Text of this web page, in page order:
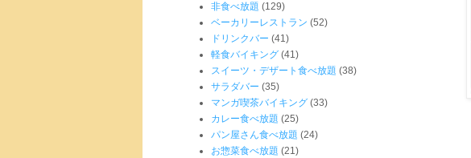
非食べ放題 (129)
ベーカリーレストラン (52)
ドリンクバー (41)
軽食バイキング (41)
スイーツ・デザート食べ放題 (38)
サラダバー (35)
マンガ喫茶バイキング (33)
カレー食べ放題 (25)
パン屋さん食べ放題 (24)
お惣菜食べ放題 (21)